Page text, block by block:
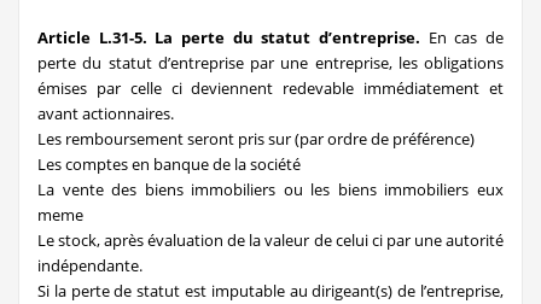
Article L.31-5. La perte du statut d’entreprise. En cas de
perte du statut d’entreprise par une entreprise, les obligations
émises par celle ci deviennent redevable immédiatement et
avant actionnaires.
Les remboursement seront pris sur (par ordre de préférence)
Les comptes en banque de la société
La vente des biens immobiliers ou les biens immobiliers eux
meme
Le stock, après évaluation de la valeur de celui ci par une autorité
indépendante.
Si la perte de statut est imputable au dirigeant(s) de l’entreprise,